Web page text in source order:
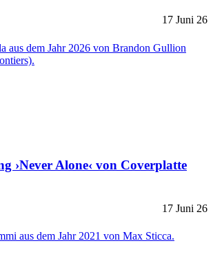
17 Juni 26
›Never Alone‹ von Coverplatte
17 Juni 26